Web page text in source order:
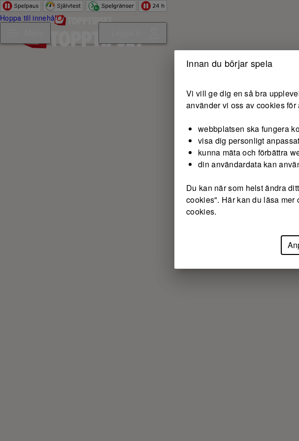
Hoppa till innehåll
Innan du börjar spela
Vi vill ge dig en så bra
använder vi oss av cookies för
webbplatsen ska fungera
visa dig personligt
kunna mäta och förbättra
din användardata kan
Du kan när som helst ändra
cookies". Här kan du läsa
cookies.